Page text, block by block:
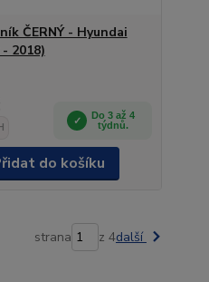
ČERNÝ - Hyundai
2018)
Do 3 až 4
týdnů.
do košíku
strana z 4další